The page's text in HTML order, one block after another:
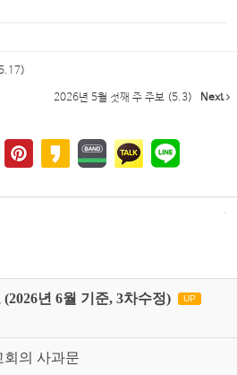
2026년 5월 첫째 주 주보 (5.3) Next
년 6월 기준, 3차수정) UP
회의 사과문